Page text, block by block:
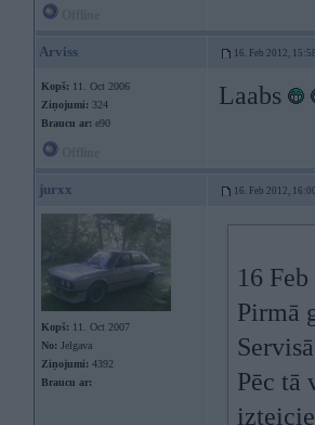
Arviss 16. Feb 2012,
Kopš: 11. Oct 2006
Ziņojumi: 324
Braucu ar: e90
Laabs
jurxx 16. Feb 2012,
Kopš: 11. Oct 2007
No: Jelgava
Ziņojumi: 4392
Braucu ar:
16
Pirmā
Pēc tā